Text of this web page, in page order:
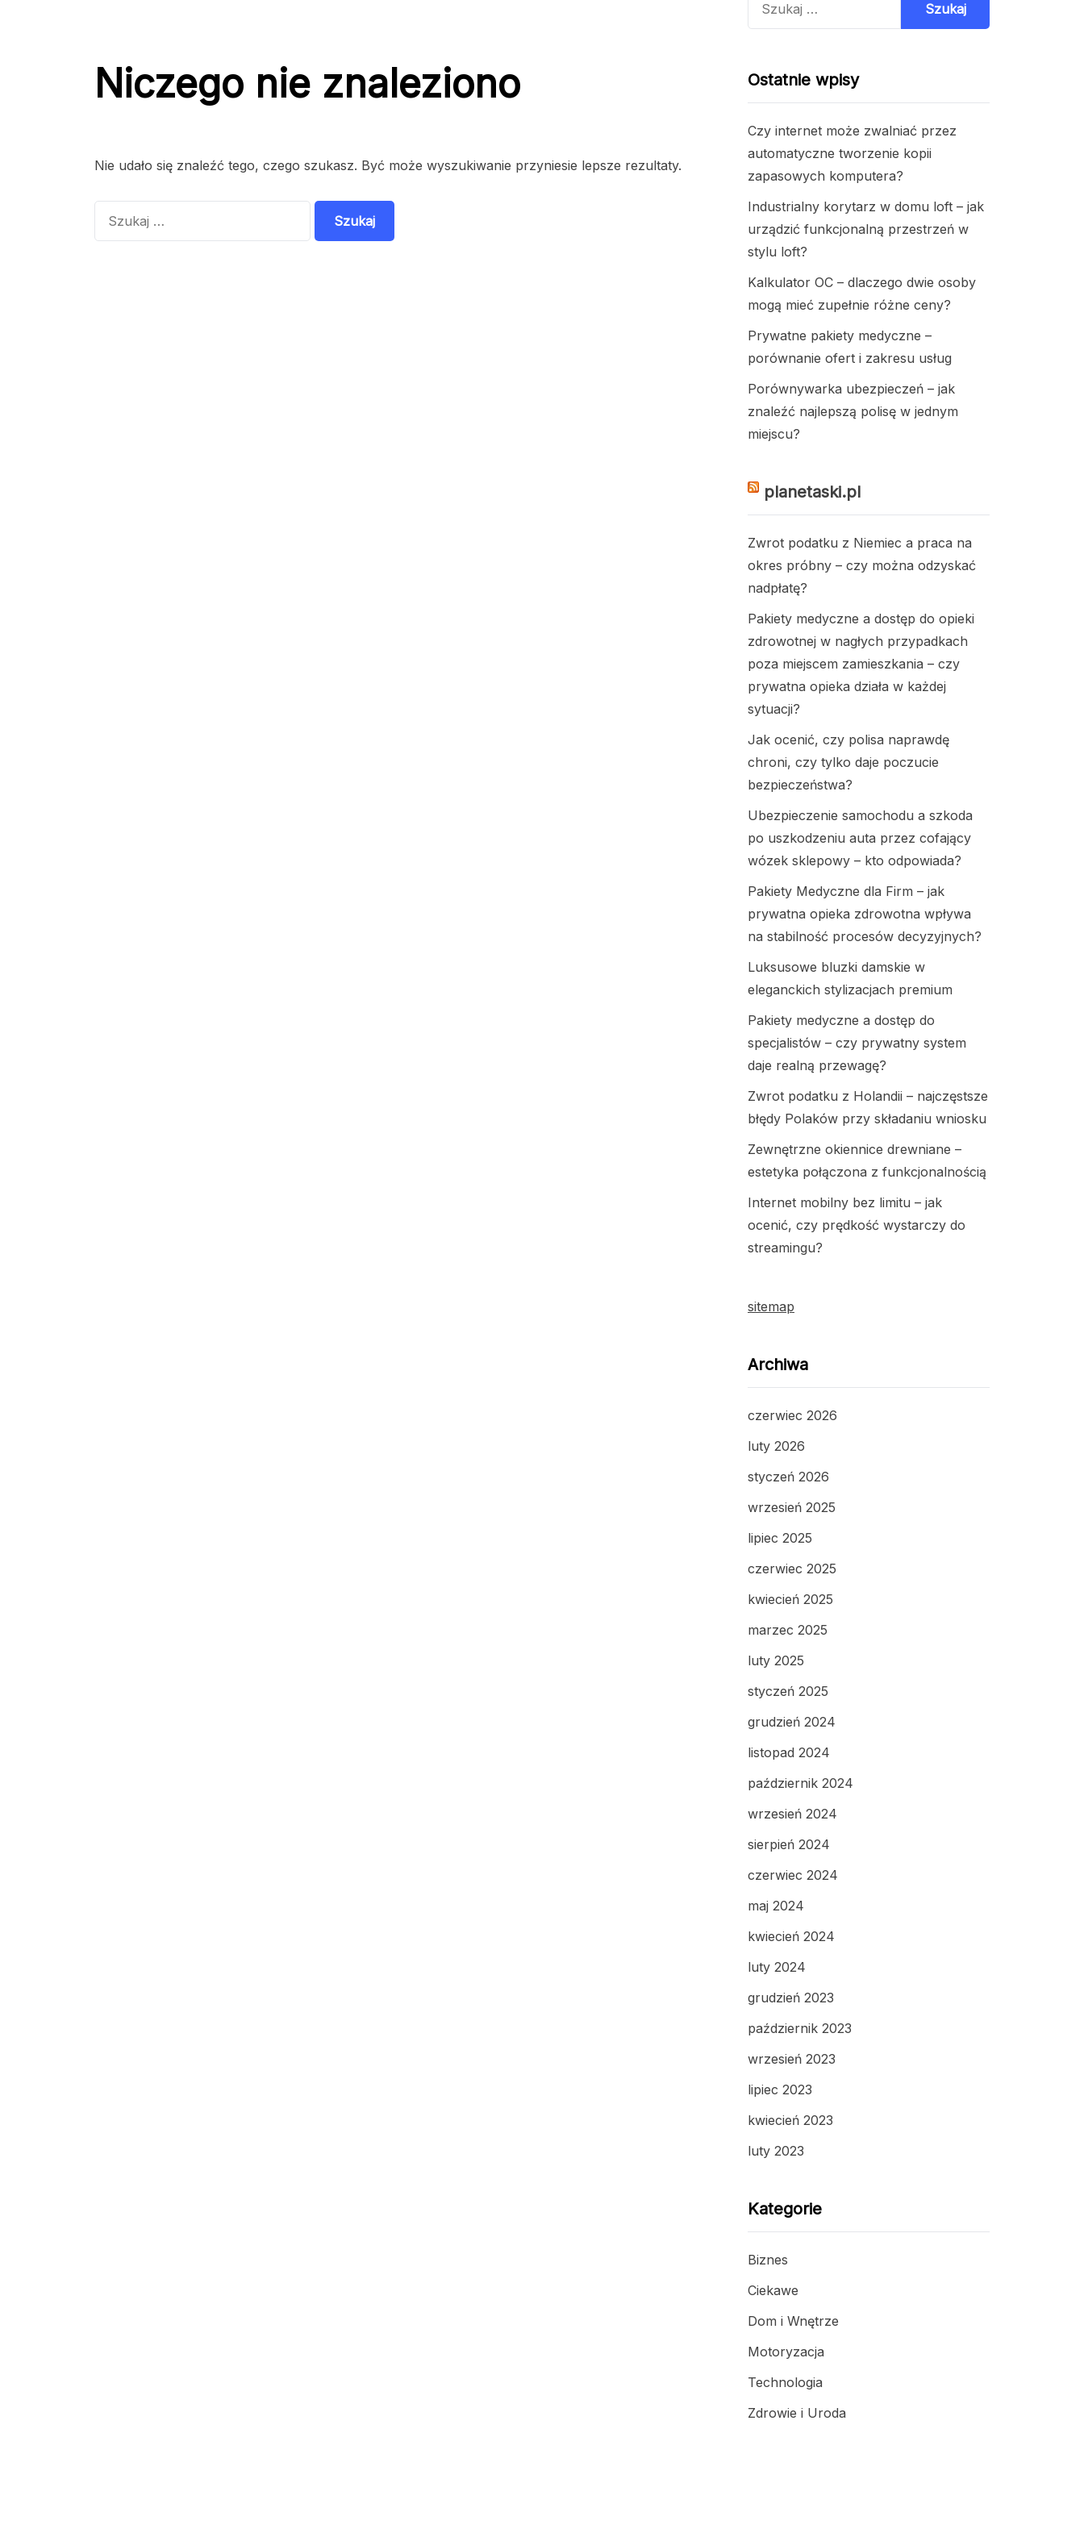
Niczego nie znaleziono
Nie udało się znaleźć tego, czego szukasz. Być może wyszukiwanie przyniesie lepsze rezultaty.
Ostatnie wpisy
Czy internet może zwalniać przez
automatyczne tworzenie kopii
zapasowych komputera?
Industrialny korytarz w domu loft – jak
urządzić funkcjonalną przestrzeń w
stylu loft?
Kalkulator OC – dlaczego dwie osoby
mogą mieć zupełnie różne ceny?
Prywatne pakiety medyczne –
porównanie ofert i zakresu usług
Porównywarka ubezpieczeń – jak
znaleźć najlepszą polisę w jednym
miejscu?
planetaski.pl
Zwrot podatku z Niemiec a praca na
okres próbny – czy można odzyskać
nadpłatę?
Pakiety medyczne a dostęp do opieki
zdrowotnej w nagłych przypadkach
poza miejscem zamieszkania – czy
prywatna opieka działa w każdej
sytuacji?
Jak ocenić, czy polisa naprawdę
chroni, czy tylko daje poczucie
bezpieczeństwa?
Ubezpieczenie samochodu a szkoda
po uszkodzeniu auta przez cofający
wózek sklepowy – kto odpowiada?
Pakiety Medyczne dla Firm – jak
prywatna opieka zdrowotna wpływa
na stabilność procesów decyzyjnych?
Luksusowe bluzki damskie w
eleganckich stylizacjach premium
Pakiety medyczne a dostęp do
specjalistów – czy prywatny system
daje realną przewagę?
Zwrot podatku z Holandii – najczęstsze
błędy Polaków przy składaniu wniosku
Zewnętrzne okiennice drewniane –
estetyka połączona z funkcjonalnością
Internet mobilny bez limitu – jak
ocenić, czy prędkość wystarczy do
streamingu?
sitemap
Archiwa
czerwiec 2026
luty 2026
styczeń 2026
wrzesień 2025
lipiec 2025
czerwiec 2025
kwiecień 2025
marzec 2025
luty 2025
styczeń 2025
grudzień 2024
listopad 2024
październik 2024
wrzesień 2024
sierpień 2024
czerwiec 2024
maj 2024
kwiecień 2024
luty 2024
grudzień 2023
październik 2023
wrzesień 2023
lipiec 2023
kwiecień 2023
luty 2023
Kategorie
Biznes
Ciekawe
Dom i Wnętrze
Motoryzacja
Technologia
Zdrowie i Uroda